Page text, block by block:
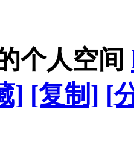
个人空间
] [复制] [